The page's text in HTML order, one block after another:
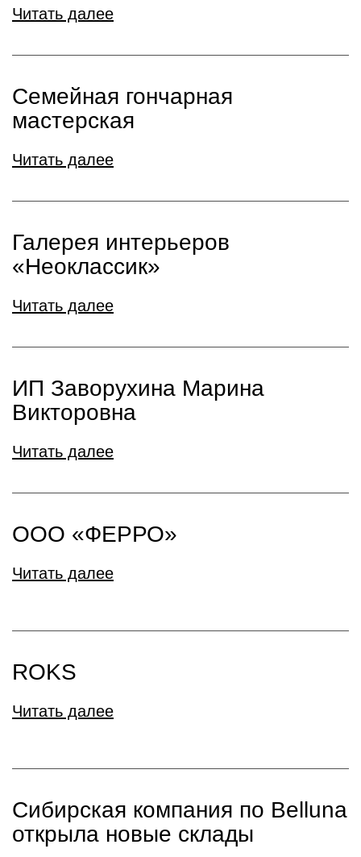
Читать далее
Семейная гончарная
мастерская
Читать далее
Галерея интерьеров
«Неоклассик»
Читать далее
ИП Заворухина Марина
Викторовна
Читать далее
ООО «ФЕРРО»
Читать далее
ROKS
Читать далее
Сибирская компания по Belluna
открыла новые склады